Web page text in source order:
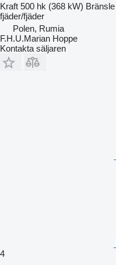
Kraft 500 hk (368 kW) Bränsle
fjäder/fjäder
Polen, Rumia
F.H.U.Marian Hoppe
Kontakta säljaren
4